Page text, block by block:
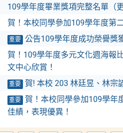
109學年度畢業獎項完整名單（更
賀！本校同學參加109學年度第
重要 公告109學年度成功榮譽獎
賀！109學年度多元文化週海報
文中心欣賞！
重要 賀! 本校 203 林廷昱、林宗
重要 賀！本校同學參加109學年
佳績，表現優異！